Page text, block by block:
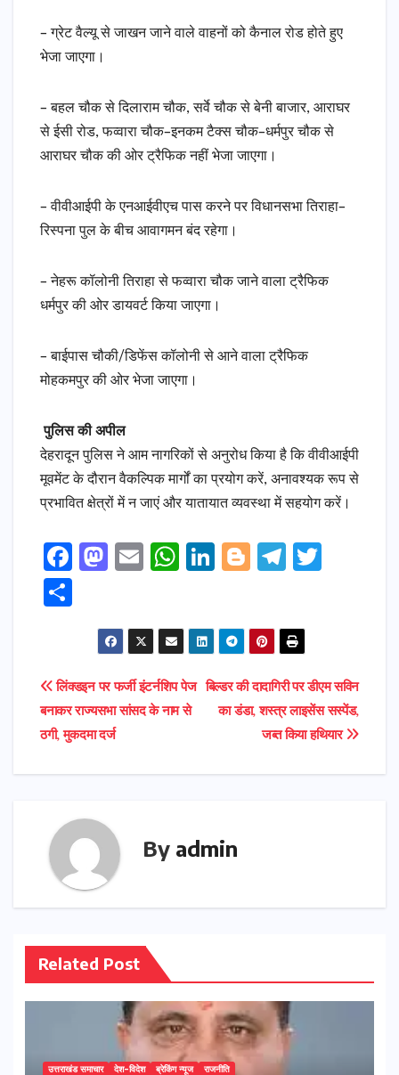
– ग्रेट वैल्यू से जाखन जाने वाले वाहनों को कैनाल रोड होते हुए
भेजा जाएगा।
– बहल चौक से दिलाराम चौक, सर्वे चौक से बेनी बाजार, आराघर
से ईसी रोड, फव्वारा चौक–इनकम टैक्स चौक–धर्मपुर चौक से
आराघर चौक की ओर ट्रैफिक नहीं भेजा जाएगा।
– वीवीआईपी के एनआईवीएच पास करने पर विधानसभा तिराहा–
रिस्पना पुल के बीच आवागमन बंद रहेगा।
– नेहरू कॉलोनी तिराहा से फव्वारा चौक जाने वाला ट्रैफिक
धर्मपुर की ओर डायवर्ट किया जाएगा।
– बाईपास चौकी/डिफेंस कॉलोनी से आने वाला ट्रैफिक
मोहकमपुर की ओर भेजा जाएगा।
पुलिस की अपील
देहरादून पुलिस ने आम नागरिकों से अनुरोध किया है कि वीवीआईपी
मूवमेंट के दौरान वैकल्पिक मार्गों का प्रयोग करें, अनावश्यक रूप से
प्रभावित क्षेत्रों में न जाएं और यातायात व्यवस्था में सहयोग करें।
F
o
o
M
t
d
o
E
l
W
ts
p
Li
e
n
Bl
g
r
T
gr
m r
ar
e
Post
navigation
बिल्डर की दादागिरी पर डीएम सविन
का डंडा, शस्त्र लाइसेंस सस्पेंड,
जब्त किया हथियार
लिंक्डइन पर फर्जी इंटर्नशिप पेज
बनाकर राज्यसभा सांसद के नाम से
ठगी, मुकदमा दर्ज
By admin
Related Post
उत्तराखंड समाचार देश-विदेश ब्रेकिंग न्यूज राजनीति